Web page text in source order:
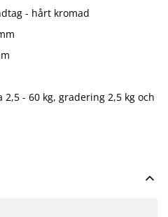
- hårt kromad
- 60 kg, gradering 2,5 kg och